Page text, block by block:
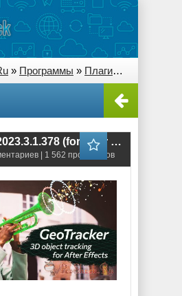
» Программы » Плагины (Plug-ins)
GeoTracker 2023.3.1.378 (for After Effects)
| 1 562 просмотров